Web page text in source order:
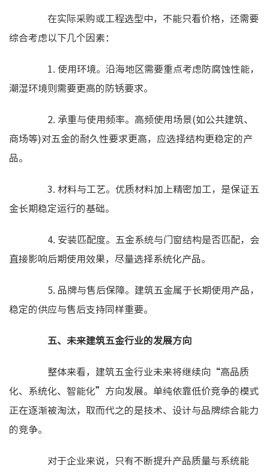
在实际采购或工程选型中，不能只看价格，还需要
综合考虑以下几个因素：
1. 使用环境。沿海地区需要重点考虑防腐蚀性能，
潮湿环境则需要更高的防锈要求。
2. 承重与使用频率。高频使用场景(如公共建筑、
商场等)对五金的耐久性要求更高，应选择结构更稳定的产
品。
3. 材料与工艺。优质材料加上精密加工，是保证五
金长期稳定运行的基础。
4. 安装匹配度。五金系统与门窗结构是否匹配，会
直接影响后期使用效果，尽量选择系统化产品。
5. 品牌与售后保障。建筑五金属于长期使用产品，
稳定的供应与售后支持同样重要。
五、未来建筑五金行业的发展方向
整体来看，建筑五金行业未来将继续向“高品质
化、系统化、智能化”方向发展。单纯依靠低价竞争的模式
正在逐渐被淘汰，取而代之的是技术、设计与品牌综合能力
的竞争。
对于企业来说，只有不断提升产品质量与系统能